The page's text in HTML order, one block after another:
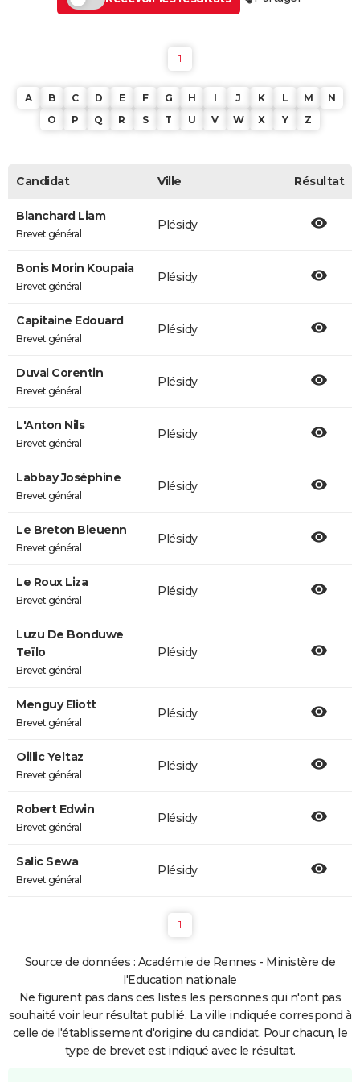
1
A B C D E F G H I J K L M
N
O
P Q R S T U V W X Y Z
Candidat Ville Résultat
Blanchard Liam
Brevet général
Plésidy
Bonis Morin Koupaia
Brevet général
Plésidy
Capitaine Edouard
Brevet général
Plésidy
Duval Corentin
Brevet général
Plésidy
L'Anton Nils
Brevet général
Plésidy
Labbay Joséphine
Brevet général
Plésidy
Le Breton Bleuenn
Brevet général
Plésidy
Le Roux Liza
Brevet général
Plésidy
Luzu De Bonduwe
Teïlo
Brevet général
Plésidy
Menguy Eliott
Brevet général
Plésidy
Oillic Yeltaz
Brevet général
Plésidy
Robert Edwin
Brevet général
Plésidy
Salic Sewa
Brevet général
Plésidy
1
Source de données : Académie de Rennes - Ministère de
l'Education nationale
Ne figurent pas dans ces listes les personnes qui n'ont pas
souhaité voir leur résultat publié. La ville indiquée correspond à
celle de l'établissement d'origine du candidat. Pour chacun, le
type de brevet est indiqué avec le résultat.